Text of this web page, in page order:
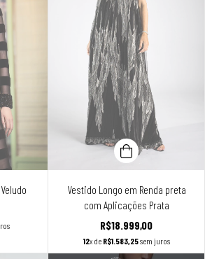
Vestido Longo em Renda preta
com Aplicações Prata
R$18.999,00
12x de R$1.583,25sem juros